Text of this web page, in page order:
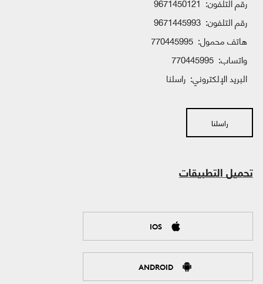
رقم التلفون: 9671445993
هاتف محمول: 770445995
واتساب:
البريد الإلكتروني: راسلنا
راسلنا
تحميل التطبيقات
IOS
ANDROID